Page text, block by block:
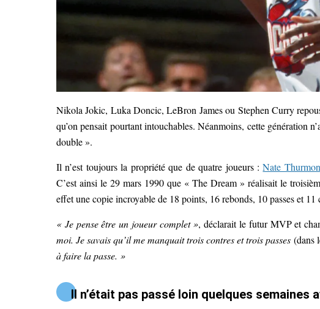
Nikola Jokic, Luka Doncic, LeBron James ou Stephen Curry
qu’on pensait pourtant intouchables. Néanmoins, cette génération
double ».
Il n’est toujours la propriété que de quatre joueurs :Nate
C’est ainsi le 29 mars 1990 que « The Dream » réalisait le
effet une copie incroyable de 18 points, 16 rebonds, 10 passes et 11
« Je pense être un joueur complet », déclarait le futur MVP et
moi. Je savais qu’il me manquait trois contres et trois passes (dans
à faire la passe. »
Il n’était pas passé loin quelques semaines